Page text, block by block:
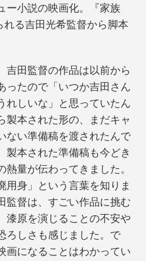
ー小説の映画化。『家族
る吉田光希監督から脚本
田監督の作品は以前から
ったので「いつか吉田さん
れしいな」と思っていたん
製本された形の、まだキャ
ない準備稿を渡されたんで
製本された準備稿も今どき
量が伝わってきました。
用身」という言葉を知りま
監督は、すごい作品に挑む
漆原を演じることの不安や
ろしさも感じました。で
画になることはわかってい